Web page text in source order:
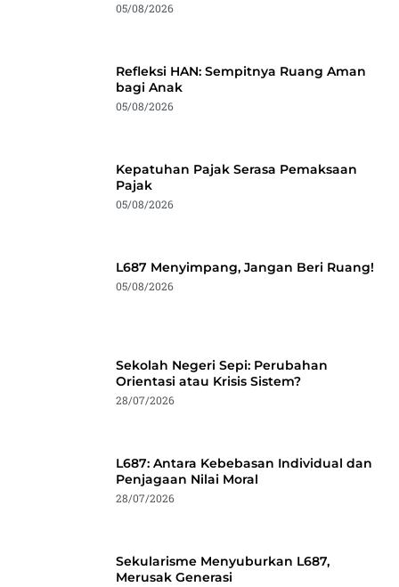
05/08/2026
Refleksi HAN: Sempitnya Ruang Aman
bagi Anak
05/08/2026
Kepatuhan Pajak Serasa Pemaksaan
Pajak
05/08/2026
L687 Menyimpang, Jangan Beri Ruang!
05/08/2026
Sekolah Negeri Sepi: Perubahan
Orientasi atau Krisis Sistem?
28/07/2026
L687: Antara Kebebasan Individual dan
Penjagaan Nilai Moral
28/07/2026
Sekularisme Menyuburkan L687,
Merusak Generasi